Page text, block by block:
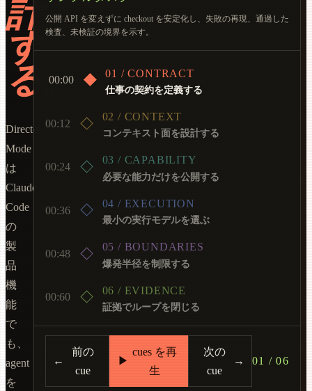
計
す
る。
Director
Mode
は
Claude
Code
の
製
品
機
能
で
も、
agent
を
公開 API を変えずに checkout を安定化し、失敗の再現、通過した
検査、未検証の境界を示す。
00:00
01 / CONTRACT
仕事の契約を定義する
00:12
02 / CONTEXT
コンテキスト面を設計する
00:24
03 / CAPABILITY
必要な能力だけを公開する
00:36
04 / EXECUTION
最小の実行モデルを選ぶ
00:48
05 / BOUNDARIES
爆発半径を制限する
00:60
06 / EVIDENCE
証拠でループを閉じる
←
前の
cue
▶
cues を再
生
次の
cue
→ 01 / 06